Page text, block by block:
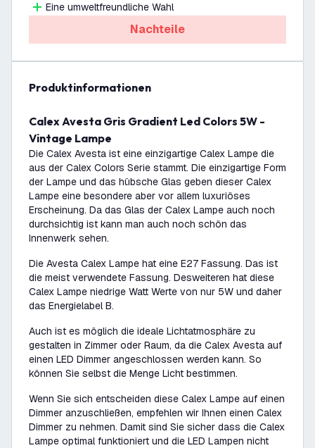
Eine umweltfreundliche Wahl
Nachteile
Produktinformationen
Calex Avesta Gris Gradient Led Colors 5W -
Vintage Lampe
Die Calex Avesta ist eine einzigartige Calex Lampe die
aus der Calex Colors Serie stammt. Die einzigartige Form
der Lampe und das hübsche Glas geben dieser Calex
Lampe eine besondere aber vor allem luxuriöses
Erscheinung. Da das Glas der Calex Lampe auch noch
durchsichtig ist kann man auch noch schön das
Innenwerk sehen.
Die Avesta Calex Lampe hat eine E27 Fassung. Das ist
die meist verwendete Fassung. Desweiteren hat diese
Calex Lampe niedrige Watt Werte von nur 5W und daher
das Energielabel B.
Auch ist es möglich die ideale Lichtatmosphäre zu
gestalten in Zimmer oder Raum, da die Calex Avesta auf
einen LED Dimmer angeschlossen werden kann. So
können Sie selbst die Menge Licht bestimmen.
Wenn Sie sich entscheiden diese Calex Lampe auf einen
Dimmer anzuschließen, empfehlen wir Ihnen einen Calex
Dimmer zu nehmen. Damit sind Sie sicher dass die Calex
Lampe optimal funktioniert und die LED Lampen nicht